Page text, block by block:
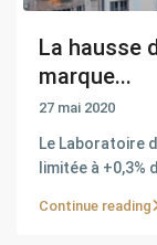
La hausse
marque...
27 mai 2020
Le Laboratoire
limitée à
Continue reading